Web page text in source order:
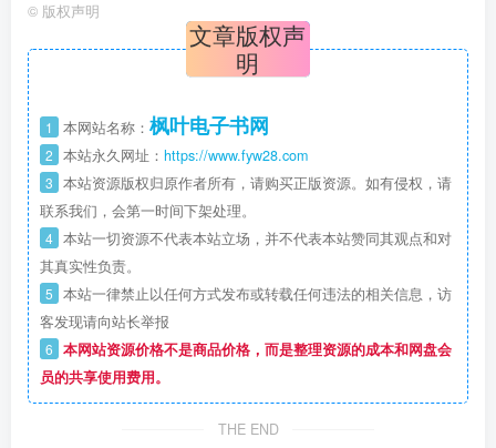
© 版权声明
文章版权声
明
1 本网站名称： 枫叶电子书网
2 本站永久网址： https://www.fyw28.com
3 本站资源版权归原作者所有，请购买正版资源。如有侵权，请
联系我们，会第一时间下架处理。
4 本站一切资源不代表本站立场，并不代表本站赞同其观点和对
其真实性负责。
5 本站一律禁止以任何方式发布或转载任何违法的相关信息，访
客发现请向站长举报
6 本网站资源价格不是商品价格，而是整理资源的成本和网盘会
员的共享使用费用。
THE END